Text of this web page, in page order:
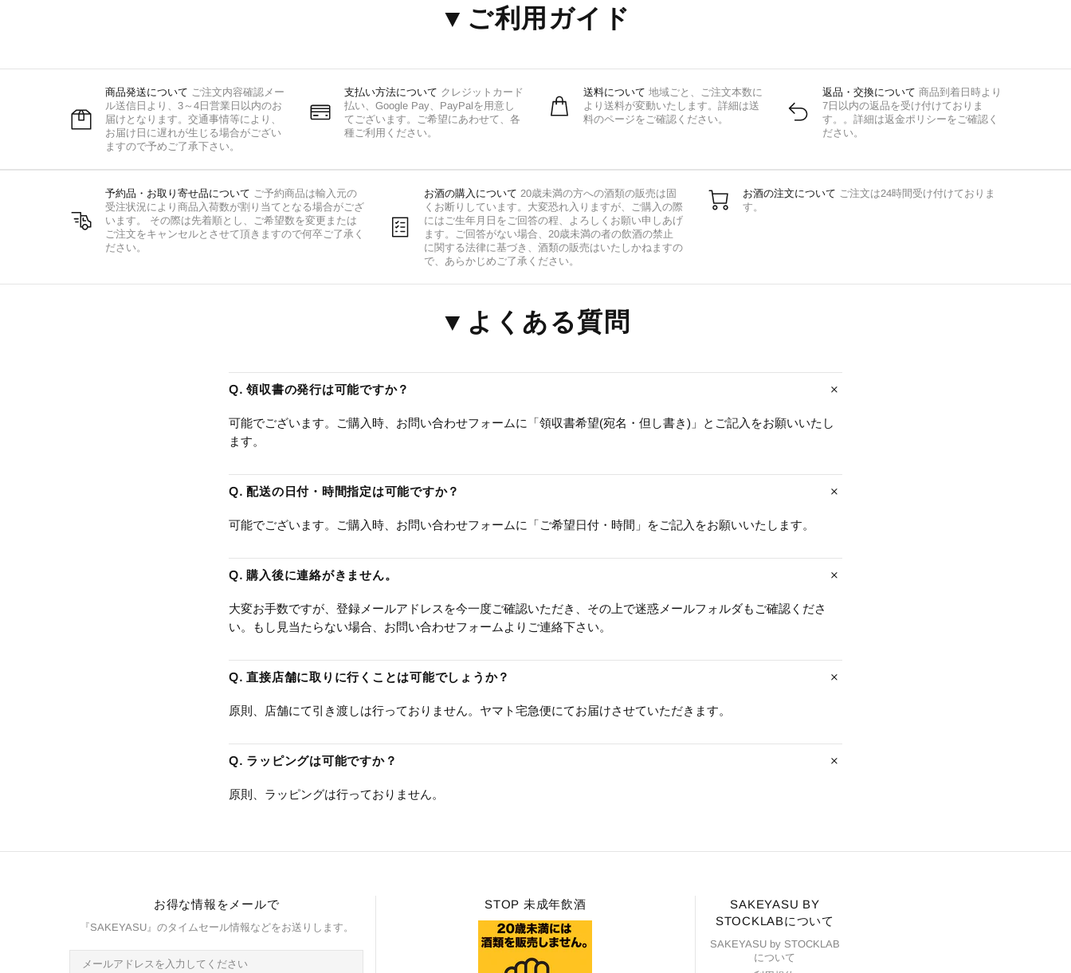
▼ご利用ガイド
商品発送について ご注文内容確認メー
ル送信日より、3～4日営業日以内のお
届けとなります。交通事情等により、
お届け日に遅れが生じる場合がござい
ますので予めご了承下さい。
支払い方法について クレジットカード
払い、Google Pay、PayPalを用意し
てございます。ご希望にあわせて、各
種ご利用ください。
送料について 地域ごと、ご注文本数に
より送料が変動いたします。詳細は送
料のページをご確認ください。
返品・交換について 商品到着日時より
7日以内の返品を受け付けておりま
す。。詳細は返金ポリシーをご確認く
ださい。
予約品・お取り寄せ品について ご予約商品は輸入元の
受注状況により商品入荷数が割り当てとなる場合がござ
います。 その際は先着順とし、ご希望数を変更または
ご注文をキャンセルとさせて頂きますので何卒ご了承く
ださい。
お酒の購入について 20歳未満の方への酒類の販売は固
くお断りしています。大変恐れ入りますが、ご購入の際
にはご生年月日をご回答の程、よろしくお願い申しあげ
ます。ご回答がない場合、20歳未満の者の飲酒の禁止
に関する法律に基づき、酒類の販売はいたしかねますの
で、あらかじめご了承ください。
お酒の注文について ご注文は24時間受け付けておりま
す。
▼よくある質問
Q. 領収書の発行は可能ですか？
可能でございます。ご購入時、お問い合わせフォームに「領収書希望(宛名・但し書き)」とご記入をお願いいたし
ます。
Q. 配送の日付・時間指定は可能ですか？
可能でございます。ご購入時、お問い合わせフォームに「ご希望日付・時間」をご記入をお願いいたします。
Q. 購入後に連絡がきません。
大変お手数ですが、登録メールアドレスを今一度ご確認いただき、その上で迷惑メールフォルダもご確認くださ
い。もし見当たらない場合、お問い合わせフォームよりご連絡下さい。
Q. 直接店舗に取りに行くことは可能でしょうか？
原則、店舗にて引き渡しは行っておりません。ヤマト宅急便にてお届けさせていただきます。
Q. ラッピングは可能ですか？
原則、ラッピングは行っておりません。
お得な情報をメールで
『SAKEYASU』のタイムセール情報などをお送りします。
STOP 未成年飲酒
SAKEYASU BY
STOCKLABについて
SAKEYASU by STOCKLAB
について